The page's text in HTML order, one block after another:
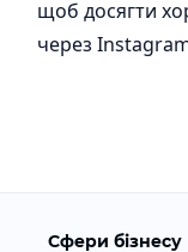
щоб досягти
через
Сфери бізнесу